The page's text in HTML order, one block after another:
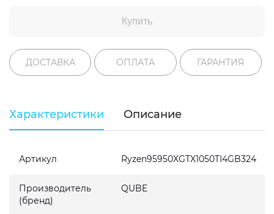
Купить
ДОСТАВКА ОПЛАТА ГАРАНТИЯ
Характеристики Описание
Артикул Ryzen95950XGTX1050TI4GB324
Производитель
(бренд)
QUBE